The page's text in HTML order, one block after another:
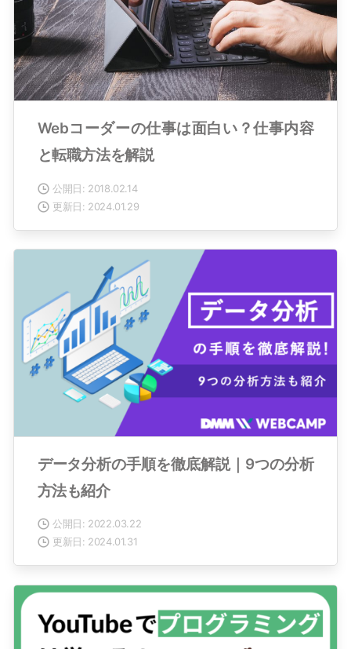
Webコーダーの仕事は面白い？仕事内容
と転職方法を解説
公開日: 2018.02.14
更新日: 2024.01.29
データ分析の手順を徹底解説｜9つの分析
方法も紹介
公開日: 2022.03.22
更新日: 2024.01.31